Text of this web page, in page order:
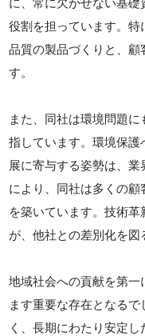
に、常に欠かせない基
役割を担っています。
品質の製品づくりと、
す。
また、同社は環境問題
指しています。環境保
展に寄与する姿勢は、
により、同社は多くの顧
を築いています。技術
が、他社との差別化を図
地域社会への貢献を第
ます重要な存在となる
く、長期にわたり安定